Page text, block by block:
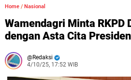
Home / Nasional
Wamendagri Minta RKPD
dengan Asta Cita Presiden
Redaksi
4/10/25, 17:52 WIB